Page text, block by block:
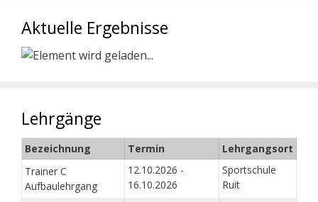
Aktuelle Ergebnisse
Lehrgänge
Bezeichnung Termin
Lehrgangsort
Trainer C
Aufbaulehrgang
12.10.2026 -
16.10.2026
Sportschule
Ruit